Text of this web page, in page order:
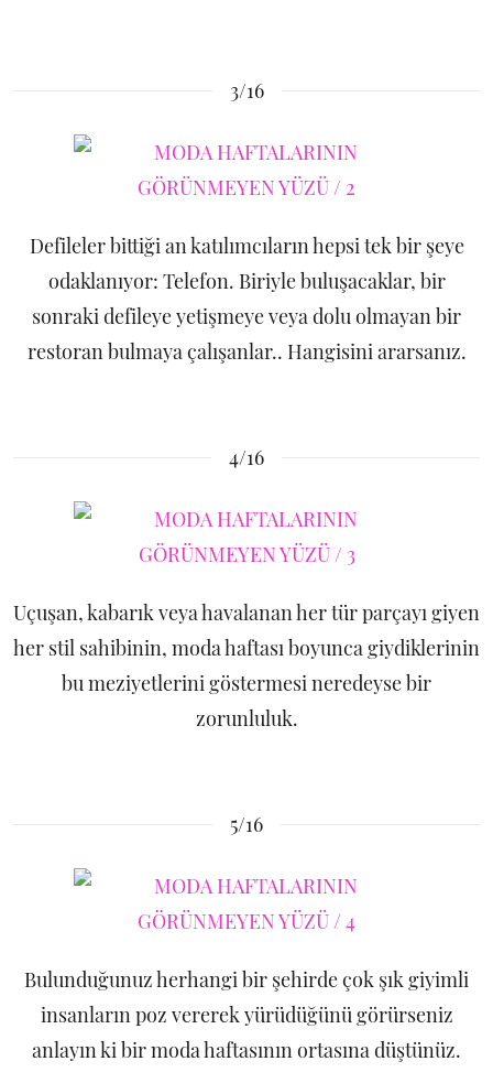
3/16
Defileler bittiği an katılımcıların hepsi tek bir şeye
odaklanıyor: Telefon. Biriyle buluşacaklar, bir
sonraki defileye yetişmeye veya dolu olmayan bir
restoran bulmaya çalışanlar.. Hangisini ararsanız.
4/16
Uçuşan, kabarık veya havalanan her tür parçayı giyen
her stil sahibinin, moda haftası boyunca giydiklerinin
bu meziyetlerini göstermesi neredeyse bir
zorunluluk.
5/16
Bulunduğunuz herhangi bir şehirde çok şık giyimli
insanların poz vererek yürüdüğünü görürseniz
anlayın ki bir moda haftasının ortasına düştünüz.